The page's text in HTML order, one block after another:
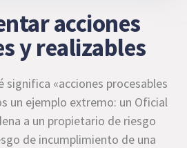
acciones
y realizables
significa «acciones procesables
un ejemplo extremo: un Oficial
a un propietario de riesgo
de incumplimiento de una